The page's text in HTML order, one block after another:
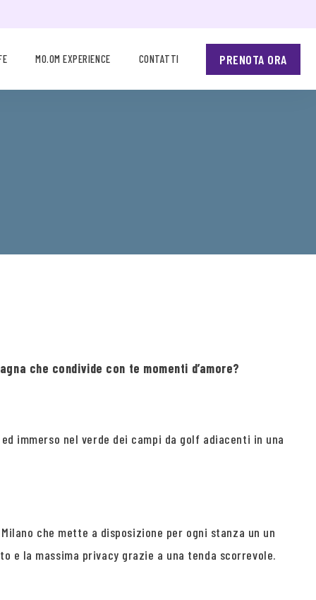
MO.OM EXPERIENCE CONTATTI PRENOTA ORA
che condivide con te momenti d’amore?
immerso nel verde dei campi da golf adiacenti in una
che mette a disposizione per ogni stanza un un
e la massima privacy grazie a una tenda scorrevole.